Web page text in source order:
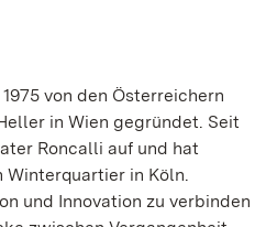
von den Österreichern
in Wien gegründet. Seit
Roncalli auf und hat
Winterquartier in Köln.
und Innovation zu verbinden